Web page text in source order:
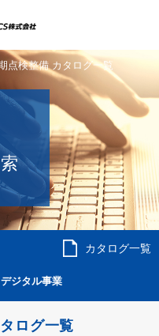
点検整備 カタログ一覧
デジタル事業
カタログ一覧
ログ一覧